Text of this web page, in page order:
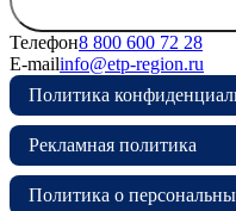
Телефон8 800 600 72 28
E-mailinfo@etp-region.ru
Политика
Рекламная политика
Политика о